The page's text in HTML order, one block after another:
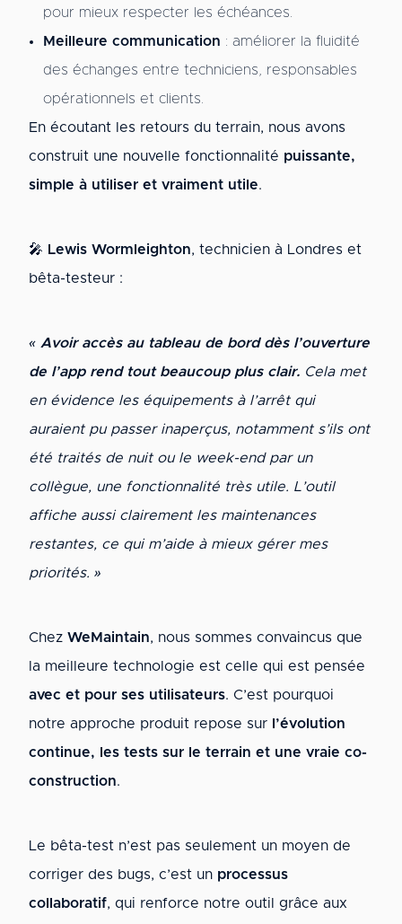
pour mieux respecter les échéances.
Meilleure communication : améliorer la fluidité
des échanges entre techniciens, responsables
opérationnels et clients.
En écoutant les retours du terrain, nous avons
construit une nouvelle fonctionnalité puissante,
simple à utiliser et vraiment utile.
🎤 Lewis Wormleighton, technicien à Londres et
bêta-testeur :
« Avoir accès au tableau de bord dès l’ouverture
de l’app rend tout beaucoup plus clair. Cela met
en évidence les équipements à l’arrêt qui
auraient pu passer inaperçus, notamment s’ils ont
été traités de nuit ou le week-end par un
collègue, une fonctionnalité très utile. L’outil
affiche aussi clairement les maintenances
restantes, ce qui m’aide à mieux gérer mes
priorités. »
Chez WeMaintain, nous sommes convaincus que
la meilleure technologie est celle qui est pensée
avec et pour ses utilisateurs. C’est pourquoi
notre approche produit repose sur
l’évolution
continue, les tests sur le terrain et une vraie co-
construction.
Le bêta-test n’est pas seulement un moyen de
corriger des bugs, c’est un processus
collaboratif, qui renforce notre outil grâce aux